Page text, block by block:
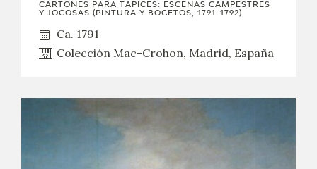
CARTONES PARA TAPICES: ESCENAS CAMPESTRES
Y JOCOSAS (PINTURA Y BOCETOS, 1791-1792)
Ca. 1791
Colección Mac-Crohon, Madrid, España